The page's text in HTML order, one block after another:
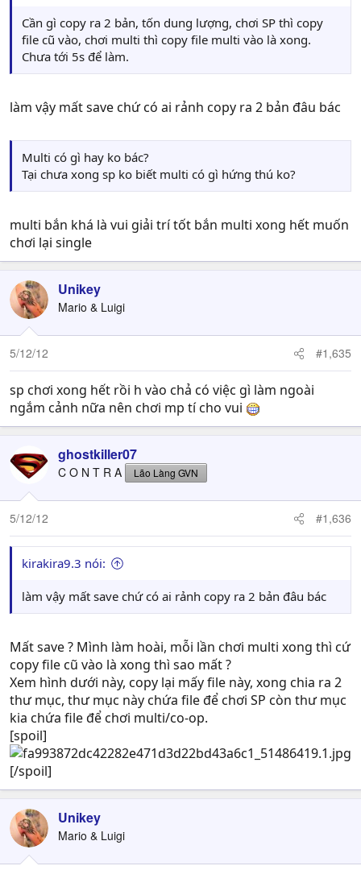
Cần gì copy ra 2 bản, tốn dung lượng, chơi SP thì copy
file cũ vào, chơi multi thì copy file multi vào là xong.
Chưa tới 5s để làm.
làm vậy mất save chứ có ai rảnh copy ra 2 bản đâu bác
Multi có gì hay ko bác?
Tại chưa xong sp ko biết multi có gì hứng thú ko?
multi bắn khá là vui giải trí tốt bắn multi xong hết muốn
chơi lại single
Unikey
Mario & Luigi
5/12/12 #1,635
sp chơi xong hết rồi h vào chả có việc gì làm ngoài
ngắm cảnh nữa nên chơi mp tí cho vui
ghostkiller07
C O N T R A Lão Làng GVN
5/12/12 #1,636
kirakira9.3 nói:
làm vậy mất save chứ có ai rảnh copy ra 2 bản đâu bác
Mất save ? Mình làm hoài, mỗi lần chơi multi xong thì cứ
copy file cũ vào là xong thì sao mất ?
Xem hình dưới này, copy lại mấy file này, xong chia ra 2
thư mục, thư mục này chứa file để chơi SP còn thư mục
kia chứa file để chơi multi/co-op.
[spoil]
[/spoil]
Unikey
Mario & Luigi